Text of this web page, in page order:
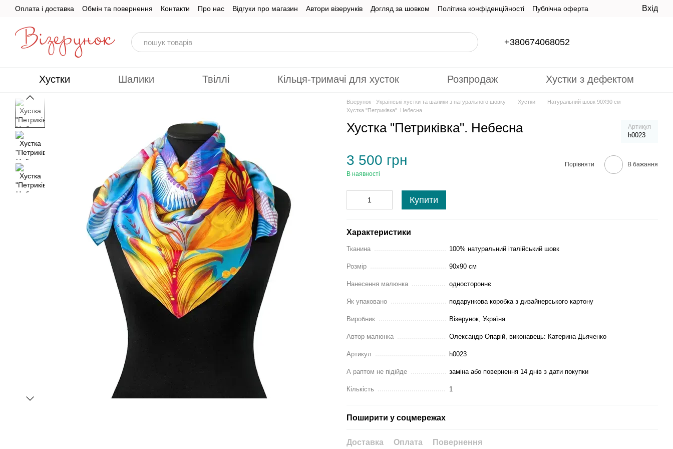
Перейти до основного контенту
Оплата і доставка Обмін та повернення Контакти Про нас Відгуки про магазин Автори візерунків Догляд за шовком Політика конфіденційності Публічна оферта Вхід
+380674068052
Хустки Шалики Твіллі Кільця-тримачі для хусток Розпродаж Хустки з дефектом
Візерунок - Українські хустки та шалики з натурального шовку Хустки
Натуральний шовк 90Х90 см
Хустка "Петриківка". Небесна
Хустка "Петриківка". Небесна Артикул
h0023
3 500 грн
В наявності
Порівняти В бажання
Купити
Характеристики
Тканина 100% натуральний італійський шовк
Розмір 90х90 см
Нанесення малюнка одностороннє
Як упаковано подарункова коробка з дизайнерського картону
Виробник Візерунок, Україна
Автор малюнка Олександр Опарій, виконавець: Катерина Дьяченко
Артикул h0023
А раптом не підійде заміна або повернення 14 днів з дати покупки
Кількість 1
Поширити у соцмережах
Доставка Оплата Повернення